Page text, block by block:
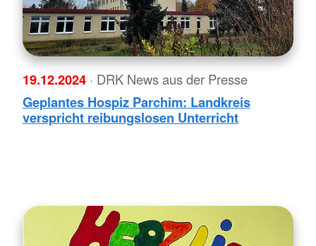
19.12.2024 · DRK News aus der Presse
Geplantes Hospiz Parchim: Landkreis
verspricht reibungslosen Unterricht